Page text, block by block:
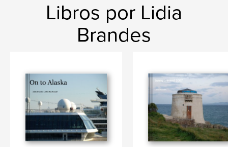
Libros por Lidia
Brandes